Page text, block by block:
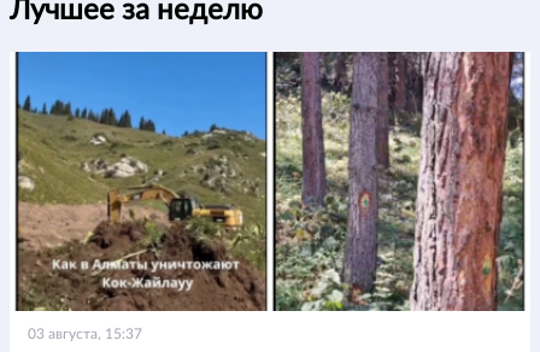
Лучшее за неделю
03 августа, 15:37